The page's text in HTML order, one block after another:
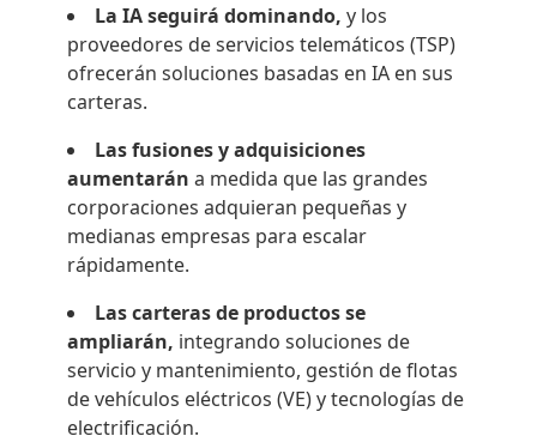
La IA seguirá dominando, y los
proveedores de servicios telemáticos (TSP)
ofrecerán soluciones basadas en IA en sus
carteras.
Las fusiones y adquisiciones
aumentarán a medida que las grandes
corporaciones adquieran pequeñas y
medianas empresas para escalar
rápidamente.
Las carteras de productos se
ampliarán, integrando soluciones de
servicio y mantenimiento, gestión de flotas
de vehículos eléctricos (VE) y tecnologías de
electrificación.